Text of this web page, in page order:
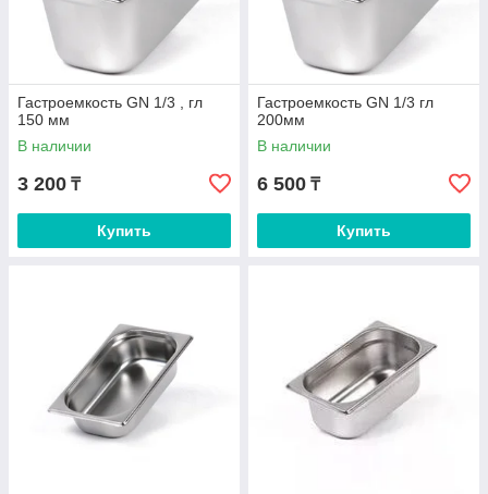
Гастроемкость GN 1/3 , гл
150 мм
В наличии
3 200 ₸
Купить
Гастроемкость GN 1/3 гл
200мм
В наличии
6 500 ₸
Купить